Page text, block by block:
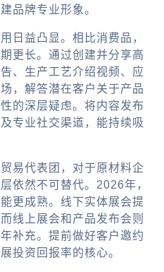
品牌专业形象。
日益凸显。相比消费品，
更长。通过创建并分享高
、生产工艺介绍视频、应
，解答潜在客户关于产品
的深层疑虑。将内容发布
专业社交渠道，能持续吸
易代表团，对于原材料企
依然不可替代。2026年，
更成熟。线下实体展会提
线上展会和产品发布会则
补充。提前做好客户邀约
投资回报率的核心。